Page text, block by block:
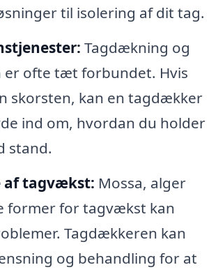
til isolering af dit tag.
Tagdækning og
er ofte tæt forbundet. Hvis
skorsten, kan en tagdækker
ind om, hvordan du holder
stand.
af tagvækst: Mossa, alger
former for tagvækst kan
Tagdækkeren kan
og behandling for at